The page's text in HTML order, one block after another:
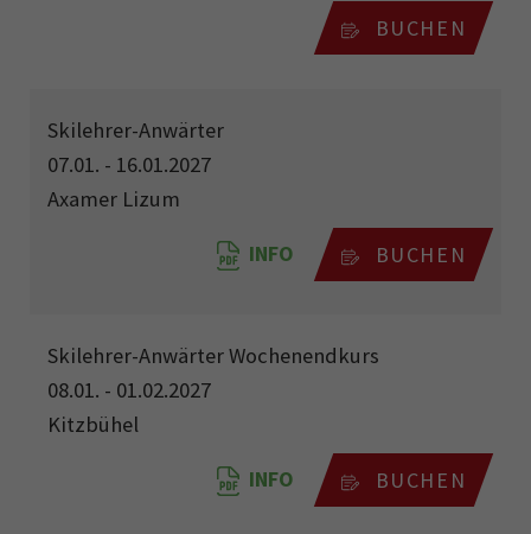
BUCHEN
Skilehrer-Anwärter
07.01. - 16.01.2027
Axamer Lizum
INFO BUCHEN
Skilehrer-Anwärter Wochenendkurs
08.01. - 01.02.2027
Kitzbühel
INFO BUCHEN